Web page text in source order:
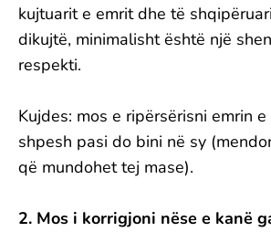
kujtuarit e emrit dhe të
dikujtë, minimalisht është një
respekti.
Kujdes: mos e ripërsërisni emrin
shpesh pasi do bini në sy
që mundohet tej mase).
2. Mos i korrigjoni nëse e kanë